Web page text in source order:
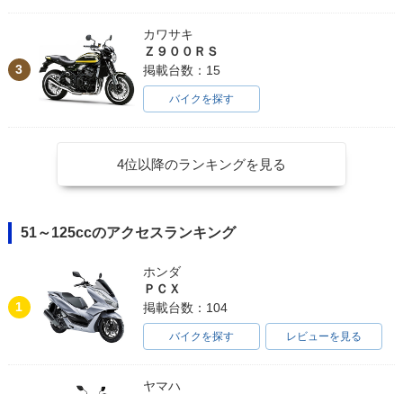
3
カワサキ
Ｚ９００ＲＳ
掲載台数：15
バイクを探す
4位以降のランキングを見る
51～125ccのアクセスランキング
1
ホンダ
ＰＣＸ
掲載台数：104
バイクを探す レビューを見る
ヤマハ